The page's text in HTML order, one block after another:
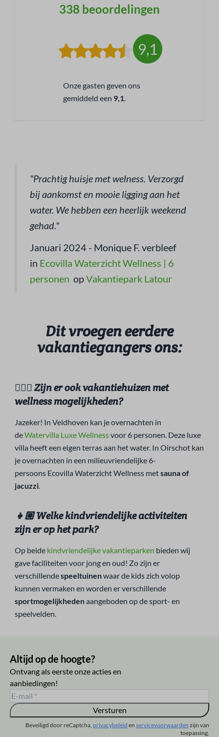
338 beoordelingen
9,1
Onze gasten geven ons
gemiddeld een 9,1.
"Prachtig huisje met welness. Verzorgd
bij aankomst en mooie ligging aan het
water. We hebben een heerlijk weekend
gehad."
Januari 2024 - Monique F. verbleef
in Ecovilla Waterzicht Wellness | 6
personen opVakantiepark Latour
Dit vroegen eerdere
vakantiegangers ons:
🧖🏼‍♀️ Zijn er ook vakantiehuizen met
wellness mogelijkheden?
Jazeker! In Veldhoven kan je overnachten in
deWatervilla Luxe Wellnessvoor 6 personen. Deze luxe
villa heeft een eigen terras aan het water. In Oirschot kan
je overnachten in een milieuvriendelijke 6-
persoons Ecovilla Waterzicht Wellness metsauna of
jacuzzi.
👧🏼 Welke kindvriendelijke activiteiten
zijn er op het park?
Op beide kindvriendelijke vakantieparken bieden wij
gave faciliteiten voor jong en oud! Zo zijn er
verschillendespeeltuinenwaar de kids zich volop
kunnen vermaken en worden er verschillende
sportmogelijkhedenaangeboden op de sport- en
speelvelden.
Altijd op de hoogte?
Ontvang als eerste onze acties en
aanbiedingen!
Versturen
Beveiligd door reCaptcha, privacybeleid en servicevoorwaarden zijn van
toepassing.